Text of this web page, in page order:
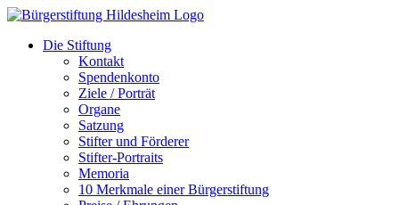
Zum
springenDie Stiftung
Kontakt
Spendenkonto
Ziele / Porträt
Organe
Satzung
Stifter und Förderer
Stifter-Portraits
Memoria
10 Merkmale einer Bürgerstiftung